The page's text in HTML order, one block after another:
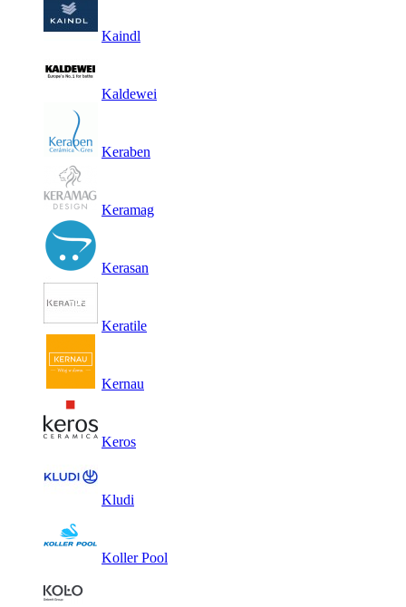
Kaindl
Kaldewei
Keraben
Keramag
Kerasan
Keratile
Kernau
Keros
Kludi
Koller Pool